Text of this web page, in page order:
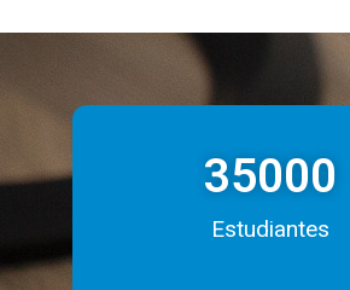
35000
Estudiantes